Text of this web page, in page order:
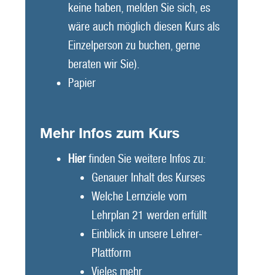
keine haben, melden Sie sich, es
wäre auch möglich diesen Kurs als
Einzelperson zu buchen, gerne
beraten wir Sie).
Papier
Mehr Infos zum Kurs
Hierfinden Sie weitere Infos zu:
Genauer Inhalt des Kurses
Welche Lernziele vom
Lehrplan 21 werden erfüllt
Einblick in unsere Lehrer-
Plattform
Vieles mehr